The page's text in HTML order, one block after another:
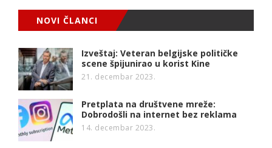
NOVI ČLANCI
Izveštaj: Veteran belgijske političke
scene špijunirao u korist Kine
21. decembar 2023.
Pretplata na društvene mreže:
Dobrodošli na internet bez reklama
14. decembar 2023.